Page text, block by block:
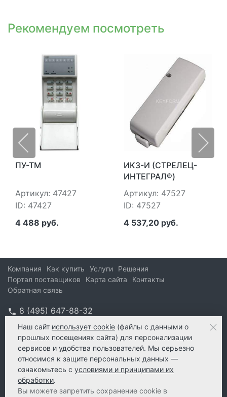
Рекомендуем посмотреть
ПУ-ТМ
Артикул: 47427
ID: 47427
4 488 руб.
ИКЗ-И (СТРЕЛЕЦ-
ИНТЕГРАЛ®)
Артикул: 47527
ID: 47527
4 537,20 руб.
Компания Как купить Услуги
Решения
Портал поставщиков
Карта сайта
Контакты
Обратная связь
8 (495) 647-88-32
info@kform.ru
info@kform.ru
e-mail
Наш сайт использует cookie (файлы с данными о
прошлых посещениях сайта) для персонализации
сервисов и удобства пользователей. Мы серьезно
относимся к защите персональных данных —
ознакомьтесь с условиями и принципами их
обработки.
Вы можете запретить сохранение cookie в